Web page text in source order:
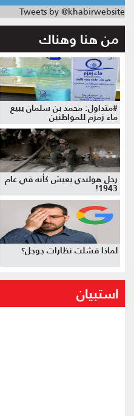
Tweets by @khabirwebsite
من هنا وهناك
#متداول: محمد بن سلمان يبيع
ماء زمزم للمواطنين
رجل هولندي يعيش كأنه في عام
1943!
لماذا فشلت نظارات جوجل؟
استبيان